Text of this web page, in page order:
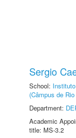
Sergio
School:
(Câmpus de
Department:
Academic
title: MS-3.2